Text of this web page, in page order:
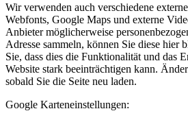
Wir verwenden auch verschiedene
Webfonts, Google Maps und externe
Anbieter möglicherweise
Adresse sammeln, können Sie diese hier
Sie, dass dies die Funktionalität und das
Website stark beeinträchtigen kann.
sobald Sie die Seite neu laden.
Google Karteneinstellungen: